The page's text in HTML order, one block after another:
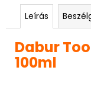
Leírás
Dabur
100ml